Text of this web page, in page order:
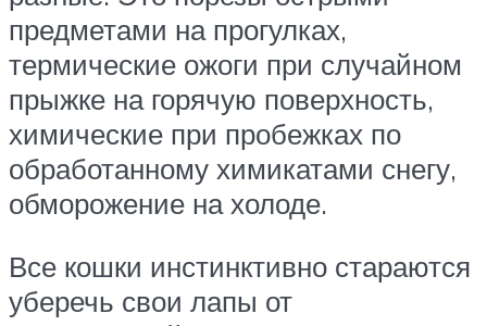
предметами на прогулках,
термические ожоги при случайном
прыжке на горячую поверхность,
химические при пробежках по
обработанному химикатами снегу,
обморожение на холоде.
Все кошки инстинктивно стараются
уберечь свои лапы от